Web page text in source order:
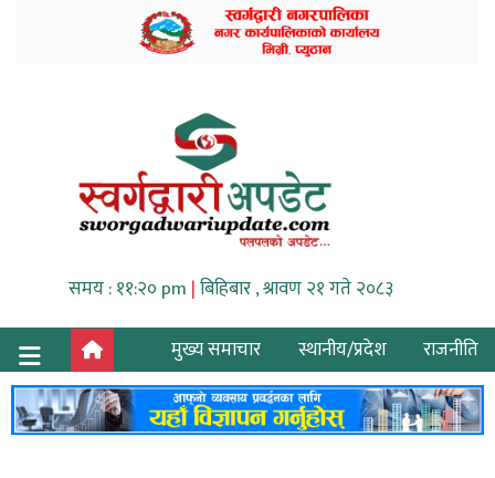
समय : ११:२० pm |बिहिबार , श्रावण २१ गते २०८३
मुख्य समाचार
स्थानीय/प्रदेश राजनीति